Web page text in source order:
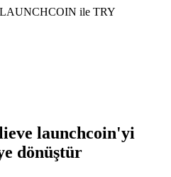
LAUNCHCOIN ile TRY
launchcoin'yi
dönüştür